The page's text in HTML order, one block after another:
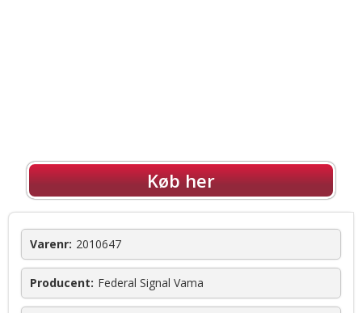
Køb her
Varenr: 2010647
Producent: Federal Signal Vama